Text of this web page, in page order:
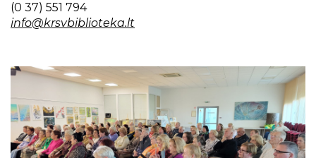
(0 37) 551 794
info@krsvbiblioteka.lt